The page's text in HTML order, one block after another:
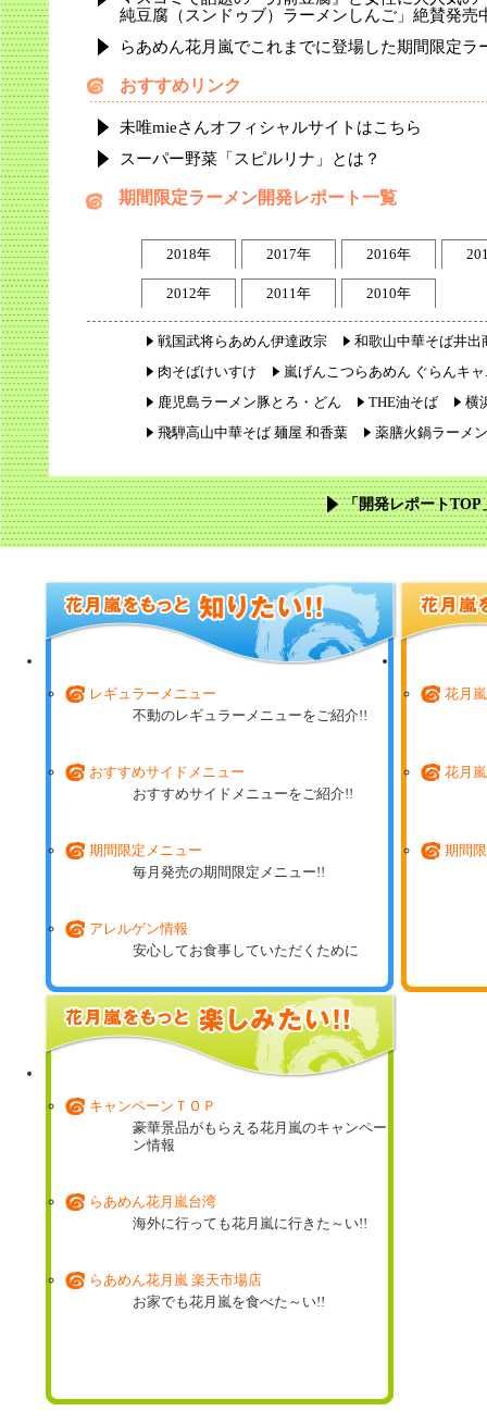
純豆腐（スンドゥブ）ラーメンしんご」絶賛発売
らあめん花月嵐でこれまでに登場した期間限定ラ
おすすめリンク
未唯mieさんオフィシャルサイトはこちら
スーパー野菜「スピルリナ」とは？
期間限定ラーメン開発レポート一覧
2018年 2017年 2016年
2012年 2011年 2010年
戦国武将らあめん伊達政宗
和歌山中華そば井出
肉そばけいすけ
嵐げんこつらあめん ぐらんキ
鹿児島ラーメン豚とろ・どん
THE油そば
横
飛騨高山中華そば 麺屋 和香葉
薬膳火鍋ラーメ
「開発レポートTOP
レギュラーメニュー
不動のレギュラーメニューをご紹介!!
おすすめサイドメニュー
おすすめサイドメニューをご紹介!!
期間限定メニュー
毎月発売の期間限定メニュー!!
アレルゲン情報
安心してお食事していただくために
花月嵐ミュージアム
これまでに登場した期間限定商品の数々!!
花月
花月
期間
キャンペーンＴＯＰ
豪華景品がもらえる花月嵐のキャンペー
ン情報
らあめん花月嵐台湾
海外に行っても花月嵐に行きた～い!!
らあめん花月嵐 楽天市場店
お家でも花月嵐を食べた～い!!